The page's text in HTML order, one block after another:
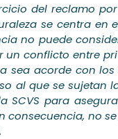
del reclamo
se centra en
no puede
un conflicto entre
sea acorde con
al que se sujetan
SCVS para
consecuencia, no